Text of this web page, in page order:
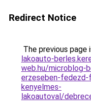
Redirect Notice
The previous page
lakoauto-
web.hu/microblog-
erzeseben-
kenyelmes-
lakoautoval/